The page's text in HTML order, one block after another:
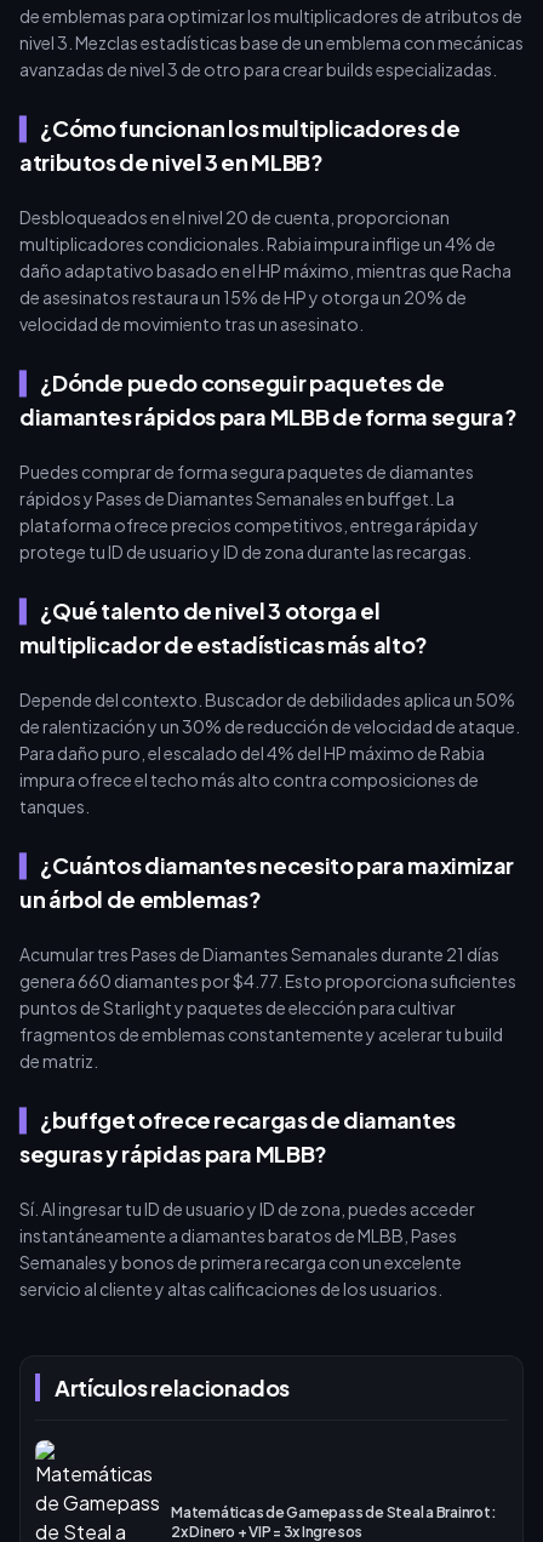
Artículos relacionados
Matemáticas de Gamepass de Steal a Brainrot:
2x Dinero + VIP = 3x Ingresos
de emblemas para optimizar los multiplicadores de atributos de
nivel 3. Mezclas estadísticas base de un emblema con mecánicas
avanzadas de nivel 3 de otro para crear builds especializadas.
¿Cómo funcionan los multiplicadores de
atributos de nivel 3 en MLBB?
Desbloqueados en el nivel 20 de cuenta, proporcionan
multiplicadores condicionales. Rabia impura inflige un 4% de
daño adaptativo basado en el HP máximo, mientras que Racha
de asesinatos restaura un 15% de HP y otorga un 20% de
velocidad de movimiento tras un asesinato.
¿Dónde puedo conseguir paquetes de
diamantes rápidos para MLBB de forma segura?
Puedes comprar de forma segura paquetes de diamantes
rápidos y Pases de Diamantes Semanales en buffget. La
plataforma ofrece precios competitivos, entrega rápida y
protege tu ID de usuario y ID de zona durante las recargas.
¿Qué talento de nivel 3 otorga el
multiplicador de estadísticas más alto?
Depende del contexto. Buscador de debilidades aplica un 50%
de ralentización y un 30% de reducción de velocidad de ataque.
Para daño puro, el escalado del 4% del HP máximo de Rabia
impura ofrece el techo más alto contra composiciones de
tanques.
¿Cuántos diamantes necesito para maximizar
un árbol de emblemas?
Acumular tres Pases de Diamantes Semanales durante 21 días
genera 660 diamantes por $4.77. Esto proporciona suficientes
puntos de Starlight y paquetes de elección para cultivar
fragmentos de emblemas constantemente y acelerar tu build
de matriz.
¿buffget ofrece recargas de diamantes
seguras y rápidas para MLBB?
Sí. Al ingresar tu ID de usuario y ID de zona, puedes acceder
instantáneamente a diamantes baratos de MLBB, Pases
Semanales y bonos de primera recarga con un excelente
servicio al cliente y altas calificaciones de los usuarios.